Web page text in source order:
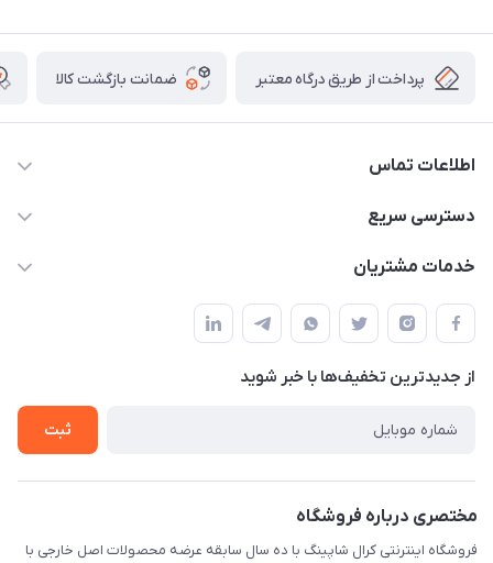
پرداخت از طریق درگاه معتبر ضمانت بازگشت کالا
اطلاعات تماس
09141934659
تجاری بین المللی داریوش ، طبقه همکف ، فروشگاه کرال شاپینگ
دسترسی سریع
حساب کاربری
لیست محصولات
درباره ما
خدمات مشتریان
پیگیری سفارش
شیوه های پرداخت
رویه مرجوع کالا
شرایط و قوانین
از جدید‌ترین تخفیف‌ها با‌ خبر شوید
ثبت
مختصری درباره فروشگاه
فروشگاه اینترنتی کرال شاپینگ با ده سال سابقه عرضه محصولات اصل خارجی با